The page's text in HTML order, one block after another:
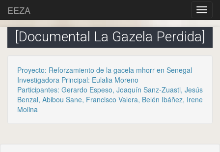
EEZA
[Documental La Gazela Perdida]
Proyecto: Reforzamiento de la gacela mhorr en Senegal
Investigadora Principal: Eulalia Moreno
Participantes: Gerardo Espeso, Joaquín Sanz-Zuasti, Jesús
Benzal, Abibou Sane, Francisco Valera, Belén Ibáñez, Irene
Molina